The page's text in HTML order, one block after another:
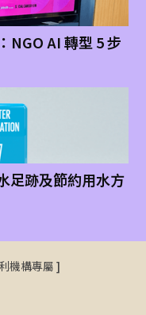
NGO AI 轉型 5 步
足跡及節約用水方
機構專屬]